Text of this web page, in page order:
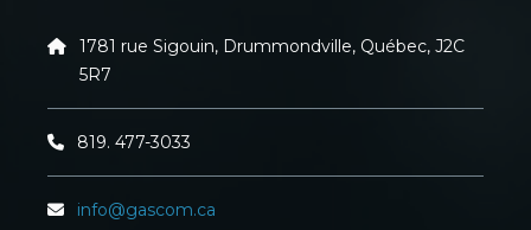
1781 rue Sigouin, Drummondville, Québec, J2C
5R7
819. 477-3033
info@gascom.ca